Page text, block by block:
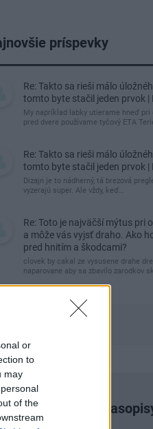
or
to
may
of the
príspevky
Re: Takto sa rieši málo
tomto byte stačil jeden prvok |
My napríklad labky utierame hneď pri
pred dvere používame tyčový ETA
Re: Takto sa rieši málo
tomto byte stačil jeden prvok |
Dizajn je to nádherný, tá brezová
vyzerajú super. Ale vždy, keď…
Re: Toto je najväčší mýtus pri
a môže vás vyjsť draho. Ako
pred hnitím a škodcami?
clovek by cakal ze vysusene drahe
naparovane aby sa zbavilo zarodkov
Najnovšie